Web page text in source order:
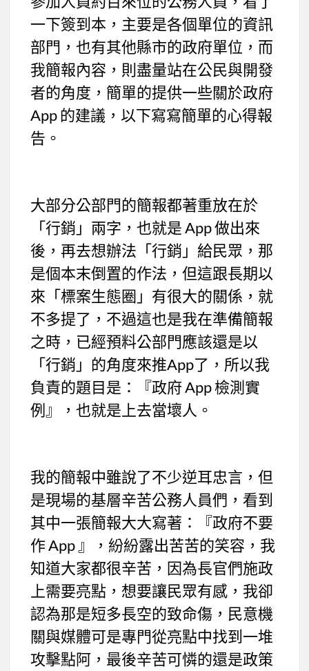
一下簽到本，主要是各個單位的資訊
部門，也有其他縣市的政府單位，而
我簡報內容，則盡量站在公民與開發
者的角度，簡單的提供一些關於政府
App 的建議，以下寫寫簡單的心得報
告。
大部分公部門的簡報都著重放在於
「行銷」兩字，也就是 App 做出來
後，再去想辦法「行銷」給民眾，那
是個本末倒置的作法，但這跟長期以
來「標案生態圈」有很大的關係，就
不多提了，不過這也是我在準備簡報
之時，已經預料公部門應該還是以
「行銷」的角度來推App了，所以我
負責的題目是：『政府 App 檢測實
例』，也就是上去當壞人。
我的簡報中雖說了不少逆耳忠言，但
是現場的基層辛苦公務人員們，看到
其中一張簡報大大寫著：『政府不要
作 App 』，紛紛露出苦苦的笑容，我
知道大家都很辛苦，因為長官們施政
上需要亮點，想要讓民眾有感，我卻
認為那是短多長空的致命傷，民意機
關與媒體可是專門從亮點中找到一堆
攻擊點阿，最後辛苦可憐的還是政策